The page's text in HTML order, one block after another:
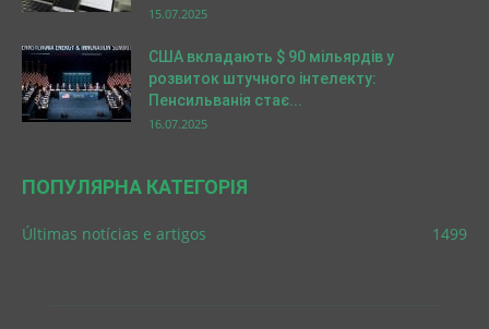
15.07.2025
США вкладають $ 90 мільярдів у
розвиток штучного інтелекту:
Пенсильванія стає...
16.07.2025
ПОПУЛЯРНА КАТЕГОРІЯ
Últimas notícias e artigos 1499